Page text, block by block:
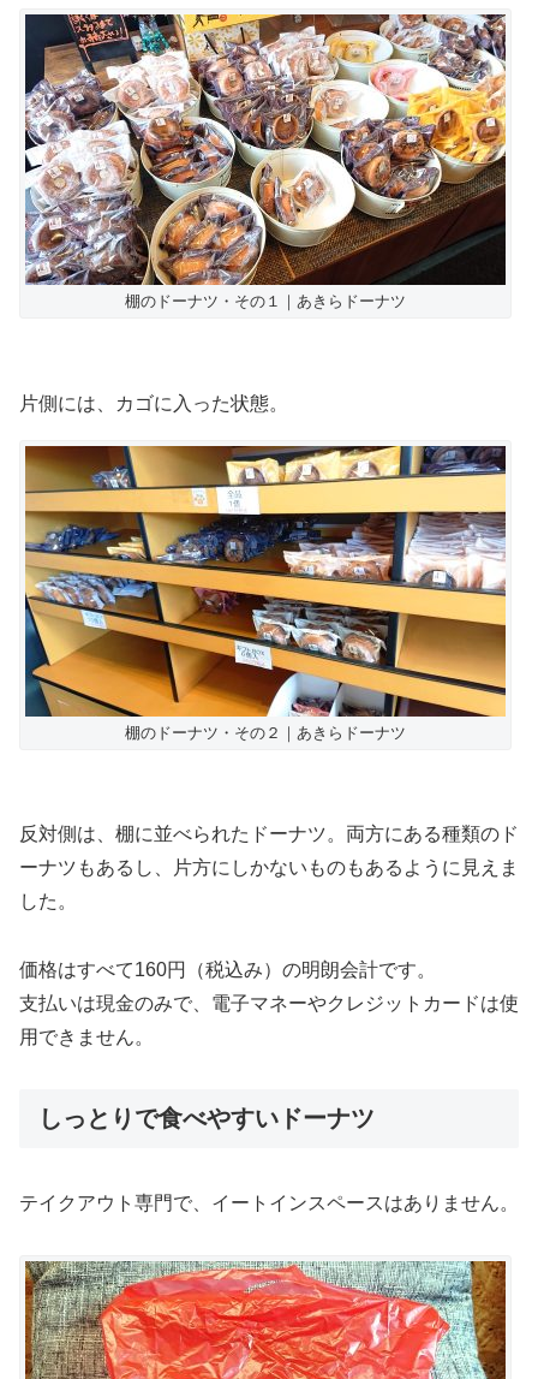
棚のドーナツ・その１｜あきらドーナツ
片側には、カゴに入った状態。
棚のドーナツ・その２｜あきらドーナツ
反対側は、棚に並べられたドーナツ。両方にある種類のド
ーナツもあるし、片方にしかないものもあるように見えま
した。
価格はすべて160円（税込み）の明朗会計です。
支払いは現金のみで、電子マネーやクレジットカードは使
用できません。
しっとりで食べやすいドーナツ
テイクアウト専門で、イートインスペースはありません。